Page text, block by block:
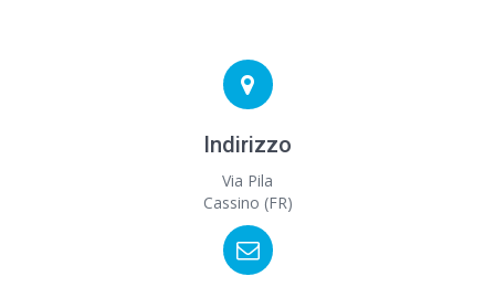
Indirizzo
Via Pila
Cassino (FR)